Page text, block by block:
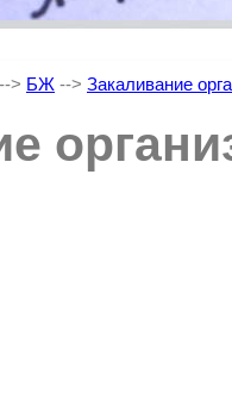
--> БЖ --> Закаливание